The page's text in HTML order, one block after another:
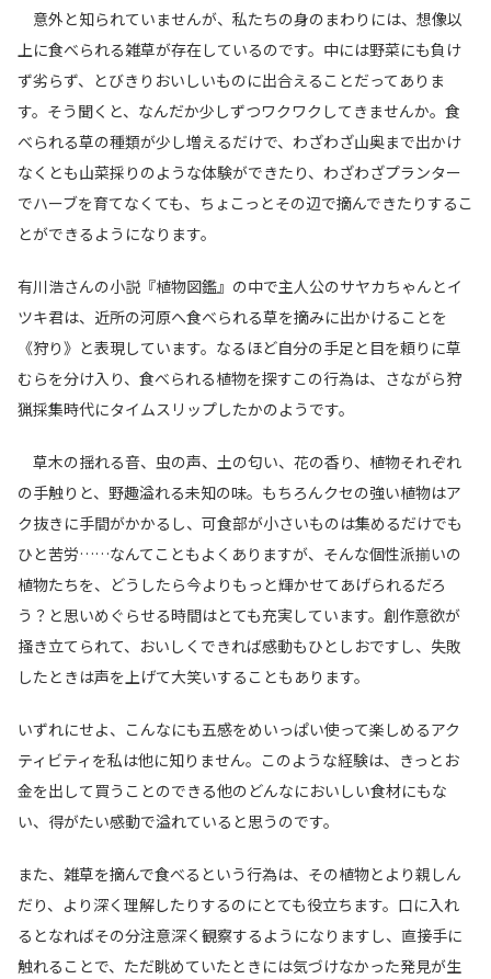
意外と知られていませんが、私たちの身のまわりには、想像以
上に食べられる雑草が存在しているのです。中には野菜にも負け
ず劣らず、とびきりおいしいものに出合えることだってありま
す。そう聞くと、なんだか少しずつワクワクしてきませんか。食
べられる草の種類が少し増えるだけで、わざわざ山奥まで出かけ
なくとも山菜採りのような体験ができたり、わざわざプランター
でハーブを育てなくても、ちょこっとその辺で摘んできたりするこ
とができるようになります。
有川浩さんの小説『植物図鑑』の中で主人公のサヤカちゃんとイ
ツキ君は、近所の河原へ食べられる草を摘みに出かけることを
《狩り》と表現しています。なるほど自分の手足と目を頼りに草
むらを分け入り、食べられる植物を探すこの行為は、さながら狩
猟採集時代にタイムスリップしたかのようです。
草木の揺れる音、虫の声、土の匂い、花の香り、植物それぞれ
の手触りと、野趣溢れる未知の味。もちろんクセの強い植物はア
ク抜きに手間がかかるし、可食部が小さいものは集めるだけでも
ひと苦労……なんてこともよくありますが、そんな個性派揃いの
植物たちを、どうしたら今よりもっと輝かせてあげられるだろ
う？と思いめぐらせる時間はとても充実しています。創作意欲が
掻き立てられて、おいしくできれば感動もひとしおですし、失敗
したときは声を上げて大笑いすることもあります。
いずれにせよ、こんなにも五感をめいっぱい使って楽しめるアク
ティビティを私は他に知りません。このような経験は、きっとお
金を出して買うことのできる他のどんなにおいしい食材にもな
い、得がたい感動で溢れていると思うのです。
また、雑草を摘んで食べるという行為は、その植物とより親しん
だり、より深く理解したりするのにとても役立ちます。口に入れ
るとなればその分注意深く観察するようになりますし、直接手に
触れることで、ただ眺めていたときには気づけなかった発見が生